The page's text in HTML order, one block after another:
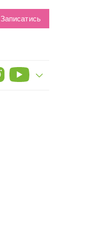
Записатись